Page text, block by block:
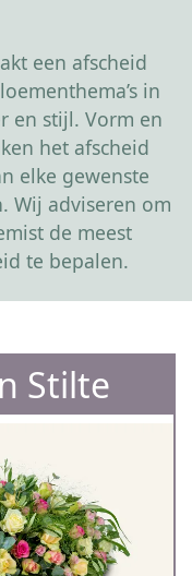
een afscheid
in
en stijl. Vorm en
het afscheid
elke gewenste
Wij adviseren om
de meest
te bepalen.
Stilte